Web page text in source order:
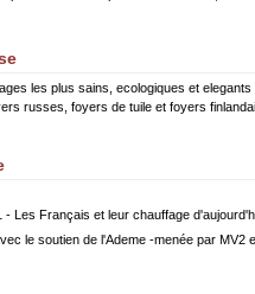
les plus sains, ecologiques et
russes, foyers de tuile et foyers
Les Français et leur chauffage
le soutien de l'Ademe -menée par